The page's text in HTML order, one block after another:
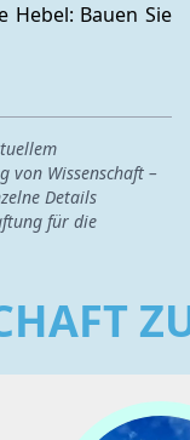
Hebel: Bauen Sie
von Wissenschaft –
Details
für die